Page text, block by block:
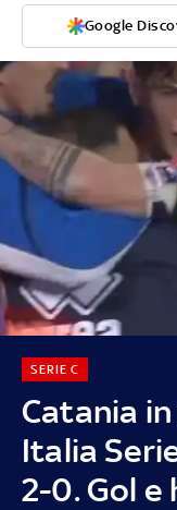
Google
Catania
Italia
2-0. Gol e
SERIE C